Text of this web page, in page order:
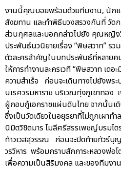
งานนี้คุณบอยพร้อมด้วยทีมงาน, นัก
สังฆทาน และทำพิธีบวงสรวงกันที่ วัด
ส่วนกุศลและบอกกล่าวไปยัง คุณหญิ
ประพันธ์นวนิยายเรื่อง “พิษสวาท” ร
ตัวละครสำคัญในบทประพันธ์ที่หลาย
ให้การทำงานละครเวที “พิษสวาท เด
ความสำเร็จ ก่อนจะเดินทางไปยังพระ
นเรศวรมหาราช บริเวณทุ่งภูเขาทอ
ผู้กอบกู้เอกราชแผ่นดินไทย จากนั้นเดิ
ซึ่งเป็นวัดเดียวในอยุธยาที่ไม่ถูกเผาท
นิมิตวิชิตมาร โมลีศรีสรรเพชญ์บรมไต
ท้าวเวสสุวรรณ ก่อนจะปิดท้ายทัวร์
วรวิหาร พร้อมกราบสักการะหลวงพ่อ
เพื่อความเป็นสิริมงคล และของทีมง